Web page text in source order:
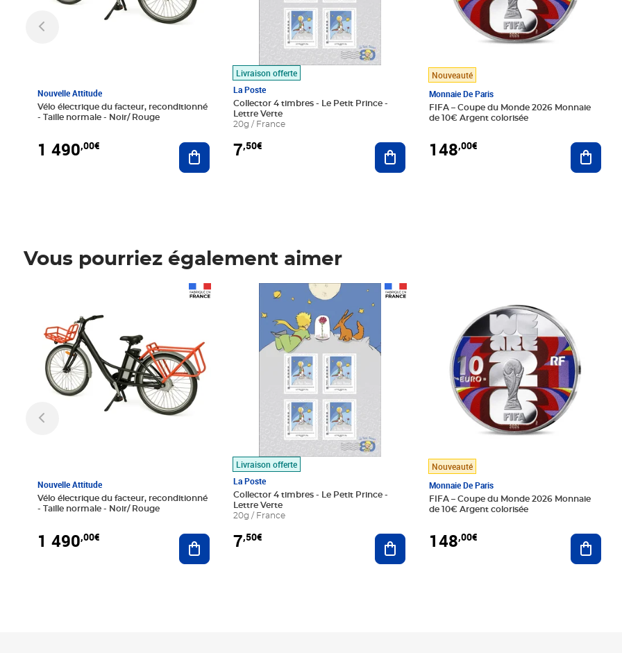
Nouvelle Attitude
Vélo électrique du facteur, reconditionné
- Taille normale - Noir/ Rouge
1 490,00€ Ajouter au panier
Livraison offerte
La Poste
Collector 4 timbres - Le Petit Prince -
Lettre Verte
20g / France
7,50€ Ajouter au panier
Nouveauté
Monnaie De Paris
FIFA – Coupe du Monde 2026 Monnaie
de 10€ Argent colorisée
148,00€
Vous pourriez également aimer
Nouvelle Attitude
Vélo électrique du facteur, reconditionné
- Taille normale - Noir/ Rouge
1 490,00€ Ajouter au panier
Livraison offerte
La Poste
Collector 4 timbres - Le Petit Prince -
Lettre Verte
20g / France
7,50€
Prix 7,50€
Ajouter au panier
Nouveauté
Monnaie De Paris
FIFA – Coupe du Monde 2026 Monnaie
de 10€ Argent colorisée
148,00€